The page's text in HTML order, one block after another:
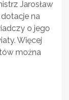
Jarosław
na
o jego
Więcej
można